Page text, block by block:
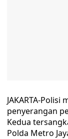
JAKARTA-
penyerangan
Kedua
Polda Metro